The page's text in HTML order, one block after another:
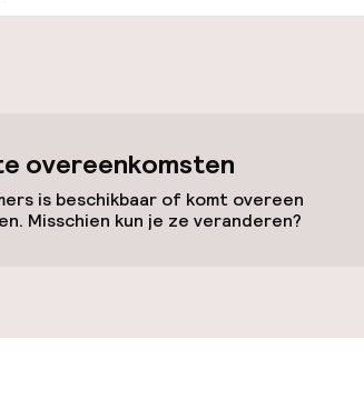
overeenkomsten
is beschikbaar of komt overeen
Misschien kun je ze veranderen?